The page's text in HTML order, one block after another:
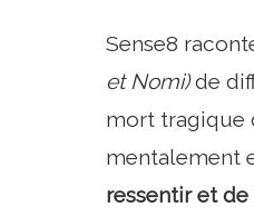
Sense8
et Nomi)de
mort tragique
mentalement
ressentir et